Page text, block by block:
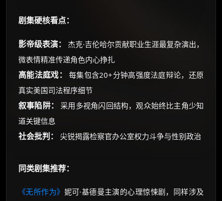
剧集硬核看点：
影帝级表演：
杰克·吉伦哈尔贡献职业生涯最复杂演出，
微表情精准传递角色内心挣扎
高能法庭戏：
每集包含20+分钟高强度法庭辩论，还原
真实美国司法程序细节
叙事陷阱：
采用多视角闪回结构，观众始终比主角少知
道关键信息
社会批判： 尖锐揭露检察官办公室权力斗争与性别政治
同类剧集推荐：
《无所作为》 妮可·基德曼主演的心理惊悚剧，同样涉及